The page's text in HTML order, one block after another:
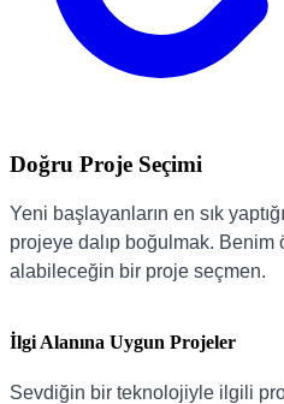
Doğru Proje Seçimi
Yeni başlayanların en sık
projeye dalıp boğulmak. Benim
alabileceğin bir proje seçmen.
İlgi Alanına Uygun Projeler
Sevdiğin bir teknolojiyle ilgili